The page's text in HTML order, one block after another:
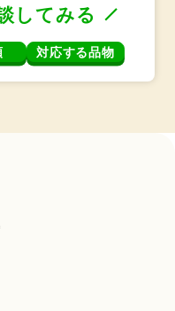
してみる
対応する品物